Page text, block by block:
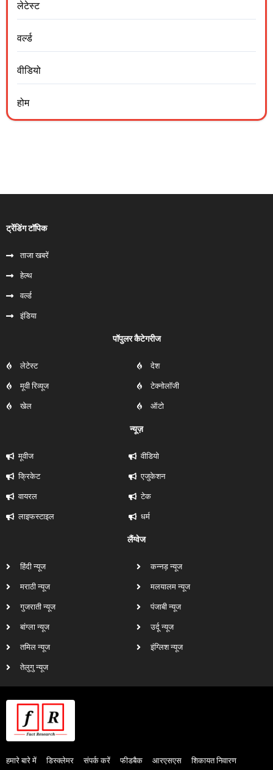
लेटेस्ट
वर्ल्ड
वीडियो
होम
ट्रेंडिंग टॉपिक
ताजा खबरें
हेल्‍थ
वर्ल्ड
इंडिया
पॉपुलर कैटेगरीज
लेटेस्ट
मूवी रिव्यूज
खेल
देश
टेक्नोलॉजी
ऑटो
न्यूज़
मूवीज
क्रिकेट
वायरल
लाइफस्टाइल
वीडियो
एजुकेशन
टेक
धर्म
लैंग्वेज
हिंदी न्यूज
मराठी न्यूज
गुजराती न्यूज
बांग्ला न्यूज
तमिल न्यूज
तेलुगु न्यूज
कन्नड़ न्यूज
मलयालम न्यूज
पंजाबी न्यूज
उर्दू न्यूज
इंग्लिश न्यूज
हमारे बारे में डिस्क्लेमर संपर्क करें फीडबैक आरएसएस शिकायत निवारण